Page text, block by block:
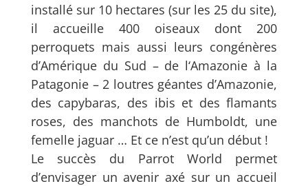
installé sur 10 hectares (sur les 25 du site),
il accueille 400 oiseaux dont 200
perroquets mais aussi leurs congénères
d’Amérique du Sud – de l‘Amazonie à la
Patagonie – 2 loutres géantes d’Amazonie,
des capybaras, des ibis et des flamants
roses, des manchots de Humboldt, une
femelle jaguar … Et ce n’est qu’un début !
Le succès du Parrot World permet
d’envisager un avenir axé sur un accueil